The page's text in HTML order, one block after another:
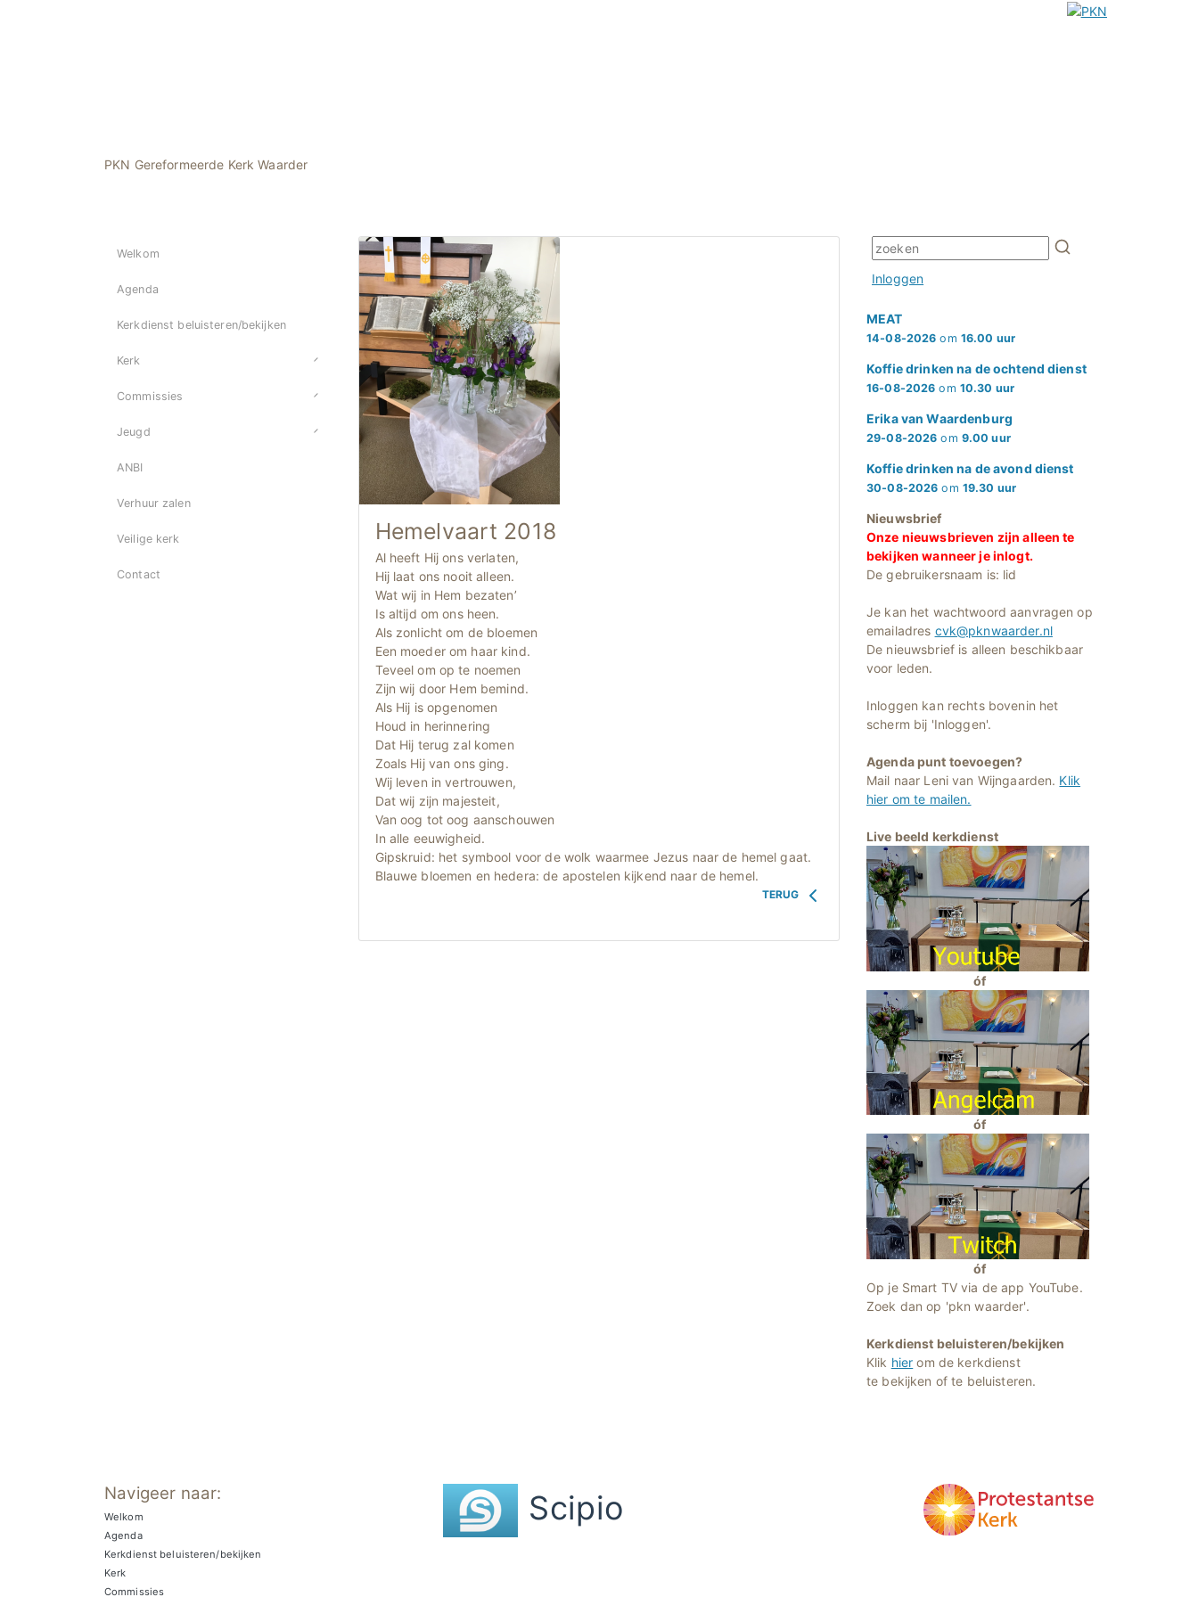
PKN Gereformeerde Kerk Waarder
Welkom
Agenda
Kerkdienst beluisteren/bekijken
Kerk
Commissies
Jeugd
ANBI
Verhuur zalen
Veilige kerk
Contact
Hemelvaart 2018
Al heeft Hij ons verlaten,
Hij laat ons nooit alleen.
Wat wij in Hem bezaten’
Is altijd om ons heen.
Als zonlicht om de bloemen
Een moeder om haar kind.
Teveel om op te noemen
Zijn wij door Hem bemind.
Als Hij is opgenomen
Houd in herinnering
Dat Hij terug zal komen
Zoals Hij van ons ging.
Wij leven in vertrouwen,
Dat wij zijn majesteit,
Van oog tot oog aanschouwen
In alle eeuwigheid.
Gipskruid: het symbool voor de wolk waarmee Jezus naar de hemel gaat.
Blauwe bloemen en hedera: de apostelen kijkend naar de hemel.
TERUG
Inloggen
MEAT
14-08-2026 om 16.00 uur
Koffie drinken na de ochtend dienst
16-08-2026 om 10.30 uur
Erika van Waardenburg
29-08-2026 om 9.00 uur
Koffie drinken na de avond dienst
30-08-2026 om 19.30 uur
Nieuwsbrief
Onze nieuwsbrieven zijn alleen te
bekijken wanneer je inlogt.
De gebruikersnaam is: lid
Je kan het wachtwoord aanvragen op
emailadres cvk@pknwaarder.nl
De nieuwsbrief is alleen beschikbaar
voor leden.
Inloggen kan rechts bovenin het
scherm bij 'Inloggen'.
Agenda punt toevoegen?
Mail naar Leni van Wijngaarden. Klik
hier om te mailen.
Live beeld kerkdienst
óf
óf
óf
Op je Smart TV via de app YouTube.
Zoek dan op 'pkn waarder'.
Kerkdienst beluisteren/bekijken
Klik hier om de kerkdienst
te bekijken of te beluisteren.
Navigeer naar:
Welkom
Agenda
Kerkdienst beluisteren/bekijken
Kerk
Commissies
Scipio